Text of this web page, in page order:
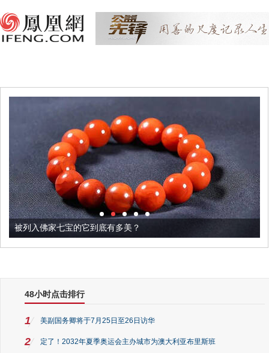
被列入佛家七宝的它到底有多美？
48小时点击排行
1 美副国务卿将于7月25日至26日访华
2 定了！2032年夏季奥运会主办城市为澳大利亚布里斯班